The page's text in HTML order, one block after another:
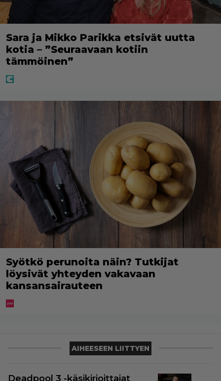
Sara ja Mikko Parikka etsivät uutta
kotia – ”Seuraavaan kotiin
tämmöinen”
Syötkö perunoita näin? Tutkijat
löysivät yhteyden vakavaan
kansansairauteen
AIHEESEEN LIITTYEN
Deadpool 3 -käsikirjoittajat